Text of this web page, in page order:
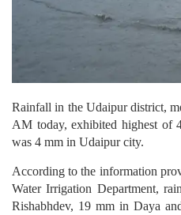
Rainfall in the Udaipur district,
AM today, exhibited highest of
was 4 mm in Udaipur city.
According to the information
Water Irrigation Department,
Rishabhdev, 19 mm in Daya